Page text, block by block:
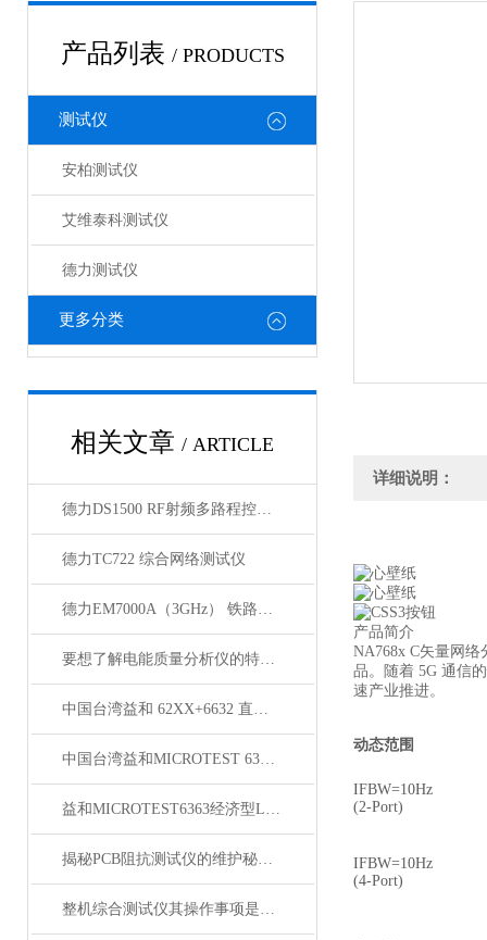
产品列表 / PRODUCTS
测试仪
安柏测试仪
艾维泰科测试仪
德力测试仪
更多分类
相关文章 / ARTICLE
德力DS1500 RF射频多路程控开关（1U）
德力TC722 综合网络测试仪
德力EM7000A（3GHz） 铁路漏缆测试仪
要想了解电能质量分析仪的特点，不妨看看下文！
中国台湾益和 62XX+6632 直流偏流源测试系统
中国台湾益和MICROTEST 6370 LCR测试仪
益和MICROTEST6363经济型LCR测试仪
揭秘PCB阻抗测试仪的维护秘诀，延长设备寿命！
整机综合测试仪其操作事项是很有讲究的
详细说明：
产品简介
NA768x C矢量网络
品。随着 5G 通信
速产业推进。
动态范围
IFBW=10Hz
(2-Port)
IFBW=10Hz
(4-Port)